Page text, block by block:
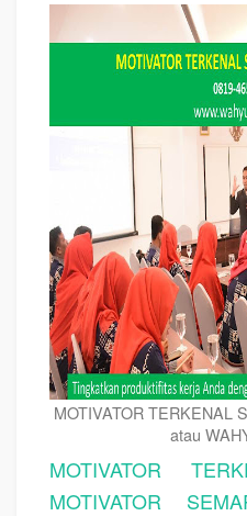
MOTIVATOR TERKENAL
atau
MOTIVATOR
MOTIVATOR